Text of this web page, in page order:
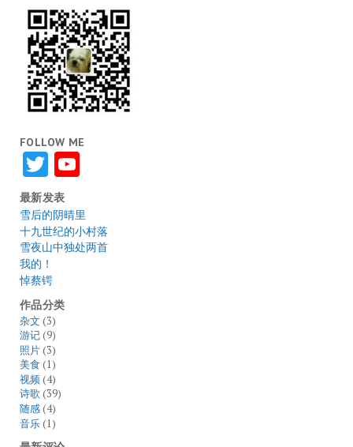
FOLLOW ME
TwitterYouTube
最新发表
雪后的阴晴里
十九世纪的小村落
雪夜山中独处两首
我的！
悼蔡锷
作品分类
杂文 (3)
游记(9)
照片(3)
美食 (1)
视频(4)
诗歌(39)
随感(4)
音乐(1)